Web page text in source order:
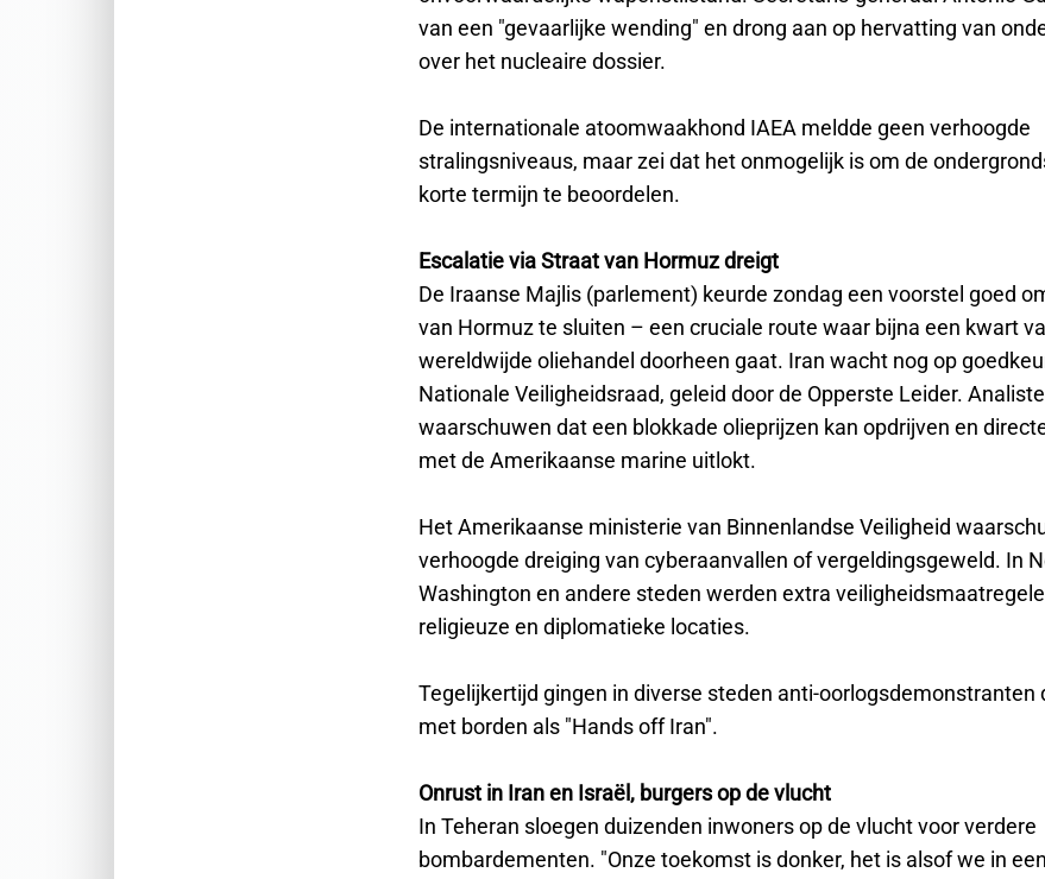
van een "gevaarlijke wending" en drong aan op hervatting van
over het nucleaire dossier.
De internationale atoomwaakhond IAEA meldde geen verhoogde
stralingsniveaus, maar zei dat het onmogelijk is om de
korte termijn te beoordelen.
Escalatie via Straat van Hormuz dreigt
De Iraanse Majlis (parlement) keurde zondag een voorstel goed
van Hormuz te sluiten – een cruciale route waar bijna een kwart
wereldwijde oliehandel doorheen gaat. Iran wacht nog op
Nationale Veiligheidsraad, geleid door de Opperste Leider.
waarschuwen dat een blokkade olieprijzen kan opdrijven en
met de Amerikaanse marine uitlokt.
Het Amerikaanse ministerie van Binnenlandse Veiligheid
verhoogde dreiging van cyberaanvallen of vergeldingsgeweld. In
Washington en andere steden werden extra
religieuze en diplomatieke locaties.
Tegelijkertijd gingen in diverse steden anti-oorlogsdemonstranten
met borden als "Hands off Iran".
Onrust in Iran en Israël, burgers op de vlucht
In Teheran sloegen duizenden inwoners op de vlucht voor verdere
bombardementen. "Onze toekomst is donker, het is alsof we in